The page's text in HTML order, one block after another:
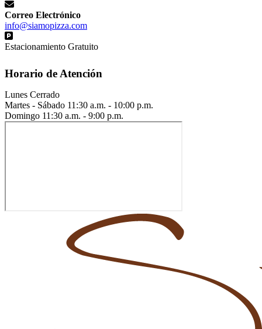
Correo Electrónico
info@siamopizza.com
Estacionamiento Gratuito
Horario de Atención
Lunes Cerrado
Martes - Sábado 11:30 a.m. - 10:00 p.m.
Domingo 11:30 a.m. - 9:00 p.m.